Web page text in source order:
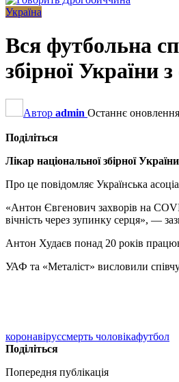
Україна
Вся футбольна
збірної України
Автор admin Останнє оновлення
Поділіться
Лікар національної збірної
Про це повідомляє Українська
«Антон Євгенович захворів на
вічність через зупинку серця», —
Антон Худаєв понад 20 років
УАФ та «Металіст» висловили
коронавіруссмерть чоловікафутбол
Поділіться
Попередня публікація